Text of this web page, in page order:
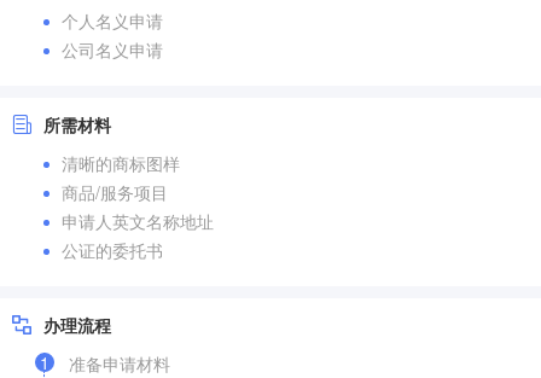
个人名义申请
公司名义申请
所需材料
清晰的商标图样
商品/服务项目
申请人英文名称地址
公证的委托书
办理流程
1
准备申请材料